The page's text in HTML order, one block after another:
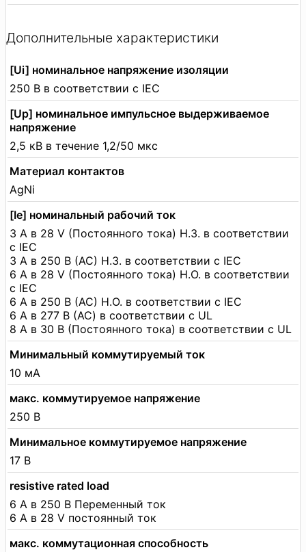
Дополнительные характеристики
[Ui] номинальное напряжение изоляции
250 В в соответствии с IEC
[Up] номинальное импульсное выдерживаемое
напряжение
2,5 кВ в течение 1,2/50 мкс
Материал контактов
AgNi
[Ie] номинальный рабочий ток
3 А в 28 V (Постоянного тока) Н.З. в соответствии
с IEC
3 А в 250 В (AC) Н.З. в соответствии с IEC
6 А в 28 V (Постоянного тока) Н.О. в соответствии
с IEC
6 А в 250 В (AC) Н.О. в соответствии с IEC
6 А в 277 В (AC) в соответствии с UL
8 А в 30 В (Постоянного тока) в соответствии с UL
Минимальный коммутируемый ток
10 мА
макс. коммутируемое напряжение
250 В
Минимальное коммутируемое напряжение
17 В
resistive rated load
6 А в 250 В Переменный ток
6 А в 28 V постоянный ток
макс. коммутационная способность